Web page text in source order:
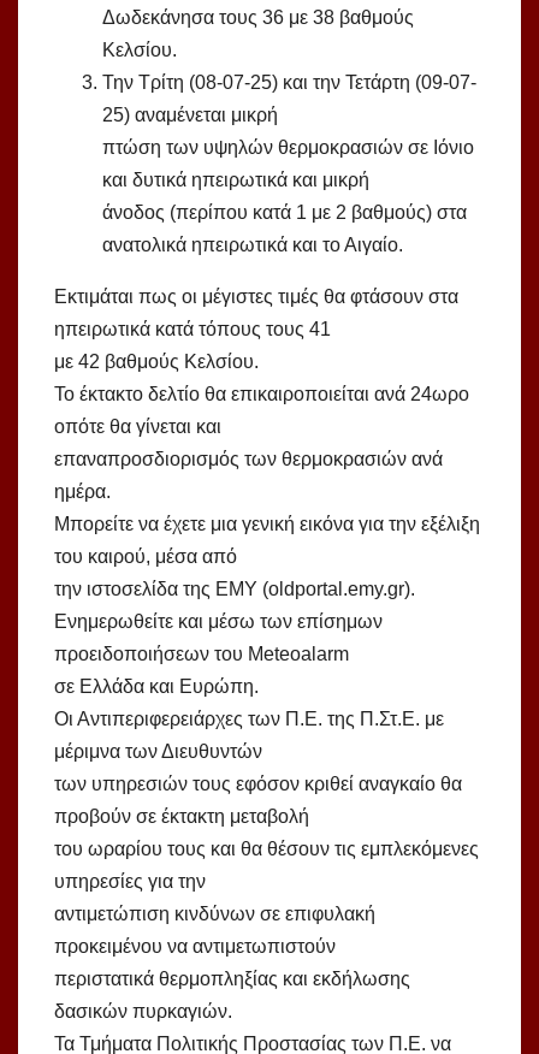
Δωδεκάνησα τους 36 με 38 βαθμούς
Κελσίου.
Την Τρίτη (08-07-25) και την Τετάρτη (09-07-
25) αναμένεται μικρή
πτώση των υψηλών θερμοκρασιών σε Ιόνιο
και δυτικά ηπειρωτικά και μικρή
άνοδος (περίπου κατά 1 με 2 βαθμούς) στα
ανατολικά ηπειρωτικά και το Αιγαίο.
Εκτιμάται πως οι μέγιστες τιμές θα φτάσουν στα
ηπειρωτικά κατά τόπους τους 41
με 42 βαθμούς Κελσίου.
Το έκτακτο δελτίο θα επικαιροποιείται ανά 24ωρο
οπότε θα γίνεται και
επαναπροσδιορισμός των θερμοκρασιών ανά
ημέρα.
Μπορείτε να έχετε μια γενική εικόνα για την εξέλιξη
του καιρού, μέσα από
την ιστοσελίδα της ΕΜΥ (oldportal.emy.gr).
Ενημερωθείτε και μέσω των επίσημων
προειδοποιήσεων του Meteoalarm
σε Ελλάδα και Ευρώπη.
Οι Αντιπεριφερειάρχες των Π.Ε. της Π.Στ.Ε. με
μέριμνα των Διευθυντών
των υπηρεσιών τους εφόσον κριθεί αναγκαίο θα
προβούν σε έκτακτη μεταβολή
του ωραρίου τους και θα θέσουν τις εμπλεκόμενες
υπηρεσίες για την
αντιμετώπιση κινδύνων σε επιφυλακή
προκειμένου να αντιμετωπιστούν
περιστατικά θερμοπληξίας και εκδήλωσης
δασικών πυρκαγιών.
Τα Τμήματα Πολιτικής Προστασίας των Π.Ε. να